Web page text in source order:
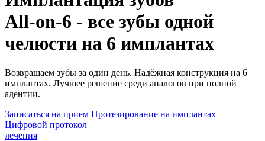
All-on-6 - все зубы одной
челюсти на 6 имплантах
Возвращаем зубы за один день. Надёжная конструкция на 6
имплантах. Лучшее решение среди аналогов при полной
адентии.
Записаться на прием Протезирование на имплантах
Цифровой протокол
лечения